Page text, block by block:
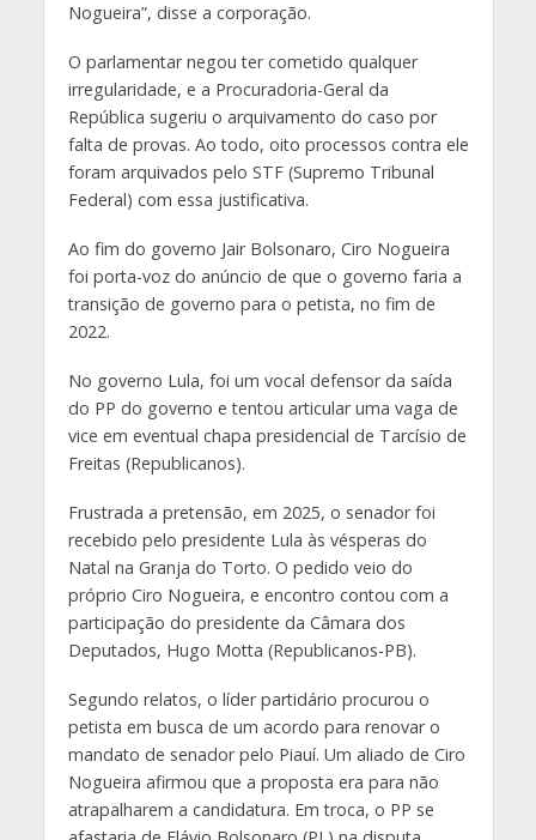
Nogueira”, disse a corporação.
O parlamentar negou ter cometido qualquer
irregularidade, e a Procuradoria-Geral da
República sugeriu o arquivamento do caso por
falta de provas. Ao todo, oito processos contra ele
foram arquivados pelo STF (Supremo Tribunal
Federal) com essa justificativa.
Ao fim do governo Jair Bolsonaro, Ciro Nogueira
foi porta-voz do anúncio de que o governo faria a
transição de governo para o petista, no fim de
2022.
No governo Lula, foi um vocal defensor da saída
do PP do governo e tentou articular uma vaga de
vice em eventual chapa presidencial de Tarcísio de
Freitas (Republicanos).
Frustrada a pretensão, em 2025, o senador foi
recebido pelo presidente Lula às vésperas do
Natal na Granja do Torto. O pedido veio do
próprio Ciro Nogueira, e encontro contou com a
participação do presidente da Câmara dos
Deputados, Hugo Motta (Republicanos-PB).
Segundo relatos, o líder partidário procurou o
petista em busca de um acordo para renovar o
mandato de senador pelo Piauí. Um aliado de Ciro
Nogueira afirmou que a proposta era para não
atrapalharem a candidatura. Em troca, o PP se